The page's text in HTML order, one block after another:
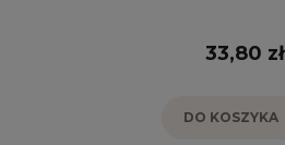
33,80 zł
DO KOSZYKA